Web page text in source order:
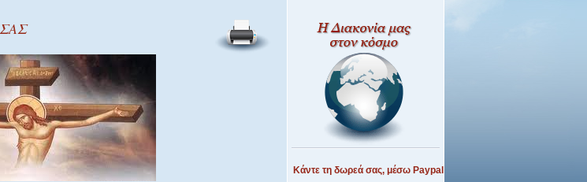
Κάντε τη δωρεά σας, μέσω Paypal